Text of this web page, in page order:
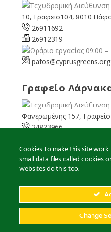
10, Γραφείο104, 8010
26911692
26912319
09:00 –
pafos@cyprusgreens.org
Γραφείο
Φανερωμένης 157,
24823966
08:00 –
larnaka@cyprusgreens.
2026© Ολα τα δικαιώματα
Cookies To make this site
small data files called cookies
websites do this too.
Change